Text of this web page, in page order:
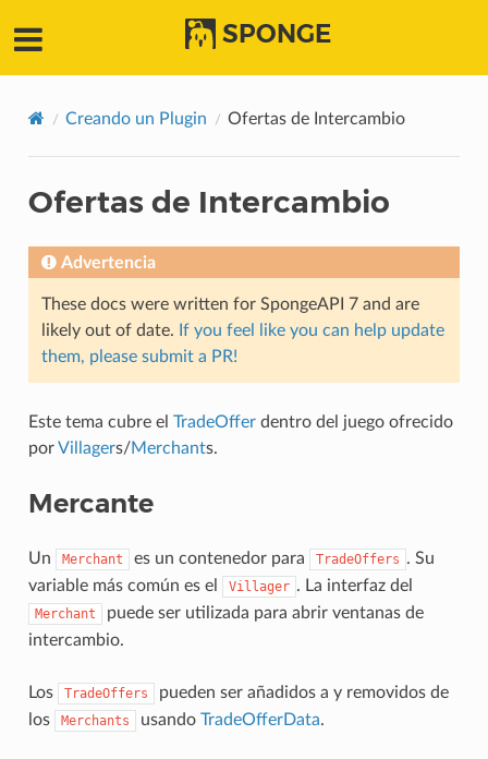
SPONGE
Creando un Plugin Ofertas de Intercambio
Ofertas de Intercambio
Advertencia
These docs were written for SpongeAPI 7 and are
likely out of date. If you feel like you can help update
them, please submit a PR!
Este tema cubre el TradeOfferdentro del juego ofrecido
porVillagers/Merchants.
Mercante
Un Merchant es un contenedor para TradeOffers . Su
variable más común es el
Villager . La interfaz del
Merchant
puede ser utilizada para abrir ventanas de
intercambio.
Los TradeOffers
pueden ser añadidos a y removidos de
los
Merchants usando TradeOfferData.